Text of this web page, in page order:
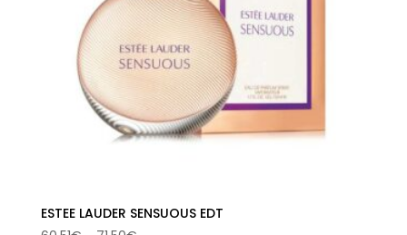
ESTEE LAUDER SENSUOUS EDT